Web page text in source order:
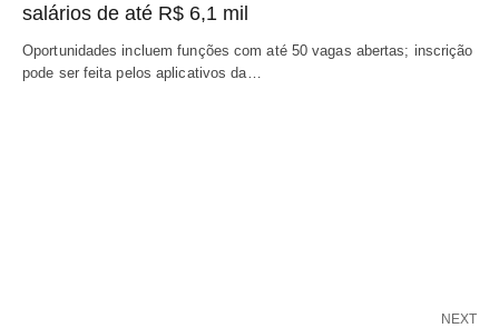
salários de até R$ 6,1 mil
Oportunidades incluem funções com até 50 vagas abertas; inscrição
pode ser feita pelos aplicativos da…
NEXT